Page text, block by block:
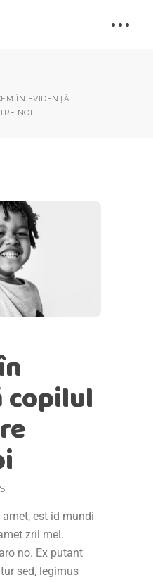
ÎN EVIDENȚĂ
NOI
est id mundi
zril mel.
no. Ex putant
sed, legimus